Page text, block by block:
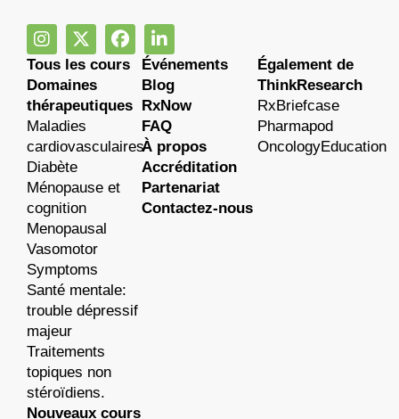
Tous les cours
Domaines
thérapeutiques
Maladies
cardiovasculaires
Diabète
Ménopause et
cognition
Menopausal
Vasomotor
Symptoms
Santé mentale:
trouble dépressif
majeur
Traitements
topiques non
stéroïdiens.
Nouveaux cours
Événements
Blog
RxNow
FAQ
À propos
Accréditation
Partenariat
Contactez-nous
Également de
ThinkResearch
RxBriefcase
Pharmapod
OncologyEducation